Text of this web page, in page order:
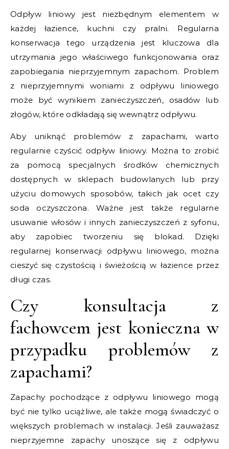
Odpływ liniowy jest niezbędnym elementem w
każdej łazience, kuchni czy pralni. Regularna
konserwacja tego urządzenia jest kluczowa dla
utrzymania jego właściwego funkcjonowania oraz
zapobiegania nieprzyjemnym zapachom. Problem
z nieprzyjemnymi woniami z odpływu liniowego
może być wynikiem zanieczyszczeń, osadów lub
złogów, które odkładają się wewnątrz odpływu.
Aby uniknąć problemów z zapachami, warto
regularnie czyścić odpływ liniowy. Można to zrobić
za pomocą specjalnych środków chemicznych
dostępnych w sklepach budowlanych lub przy
użyciu domowych sposobów, takich jak ocet czy
soda oczyszczona. Ważne jest także regularne
usuwanie włosów i innych zanieczyszczeń z syfonu,
aby zapobiec tworzeniu się blokad. Dzięki
regularnej konserwacji odpływu liniowego, można
cieszyć się czystością i świeżością w łazience przez
długi czas.
Czy konsultacja z
fachowcem jest konieczna w
przypadku problemów z
zapachami?
Zapachy pochodzące z odpływu liniowego mogą
być nie tylko uciążliwe, ale także mogą świadczyć o
większych problemach w instalacji. Jeśli zauważasz
nieprzyjemne zapachy unoszące się z odpływu